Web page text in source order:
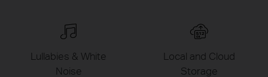
Lullabies & White
Noise
Local and Cloud
Storage